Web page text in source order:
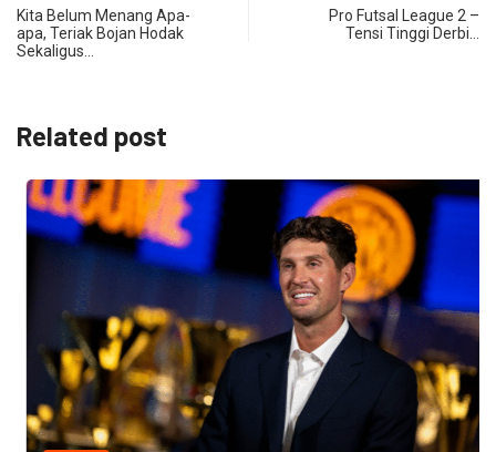
Kita Belum Menang Apa-
apa, Teriak Bojan Hodak
Sekaligus…
Pro Futsal League 2 –
Tensi Tinggi Derbi…
Related post